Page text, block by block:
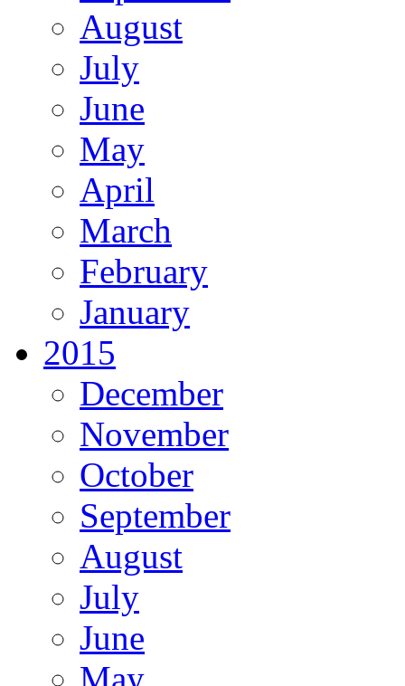
August
July
June
May
April
March
February
January
2015
December
November
October
September
August
July
June
May